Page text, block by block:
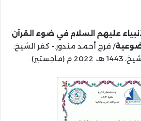
عليهم السلام في ضوء القرآن
/ فرج أحمد مندور.- كفر الشيخ: